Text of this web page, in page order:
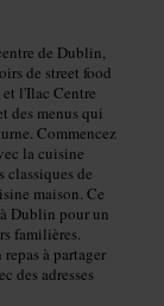
de Dublin,
de street food
l'Ilac Centre
des menus qui
Commencez
la cuisine
de
maison. Ce
Dublin pour un
familières.
à partager
des adresses